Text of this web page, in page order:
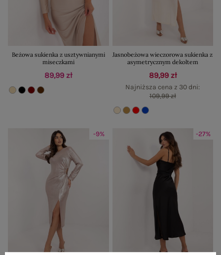
Beżowa sukienka z usztywnianymi
miseczkami
89,99 zł
Jasnobeżowa wieczorowa sukienka z
asymetrycznym dekoltem
89,99 zł
Najniższa cena z 30 dni:
109,99 zł
-9% -27%